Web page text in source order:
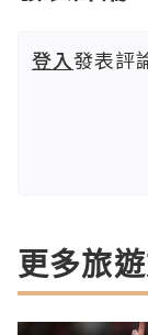
登入發表評
更多旅